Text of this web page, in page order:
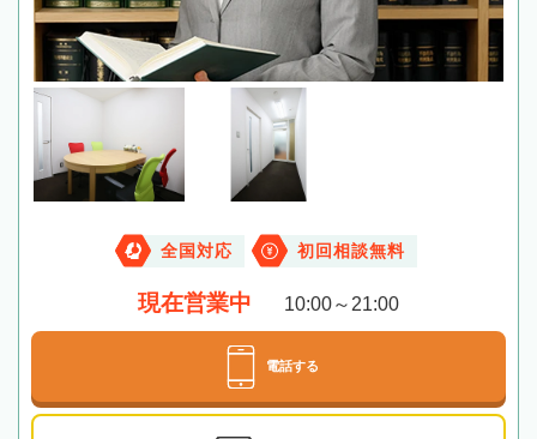
全国対応 初回相談無料
現在営業中 10:00～21:00
電話する